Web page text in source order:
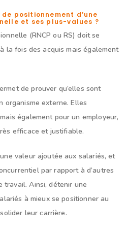
positionnement d’une
et ses plus-values ?
(RNCP ou RS) doit se
la fois des acquis mais également
de prouver qu’elles sont
organisme externe. Elles
également pour un employeur,
efficace et justifiable.
valeur ajoutée aux salariés, et
par rapport à d’autres
travail. Ainsi, détenir une
à mieux se positionner au
leur carrière.